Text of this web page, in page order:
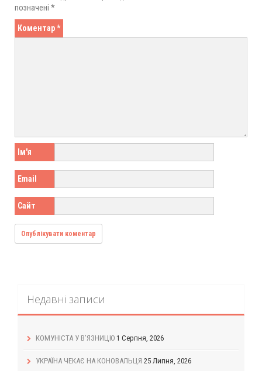
позначені *
Коментар*
Ім'я
Email
Сайт
Недавні записи
КОМУНІСТА У В’ЯЗНИЦЮ 1 Серпня, 2026
УКРАЇНА ЧЕКАЄ НА КОНОВАЛЬЦЯ 25 Липня, 2026